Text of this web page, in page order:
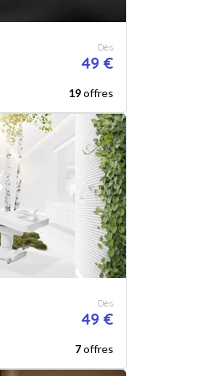
Dès
49 €
19offres
Dès
49 €
7offres